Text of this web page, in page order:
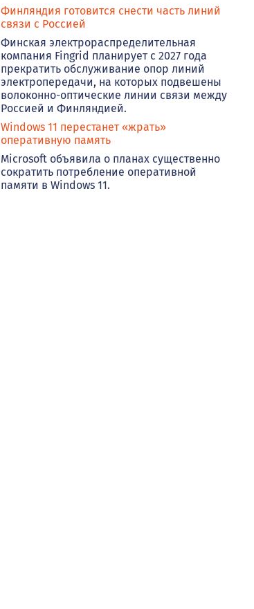
Финляндия готовится снести часть линий
связи с Россией
Финская электрораспределительная
компания Fingrid планирует с 2027 года
прекратить обслуживание опор линий
электропередачи, на которых подвешены
волоконно-оптические линии связи между
Россией и Финляндией.
Windows 11 перестанет «жрать»
оперативную память
Microsoft объявила о планах существенно
сократить потребление оперативной
памяти в Windows 11.